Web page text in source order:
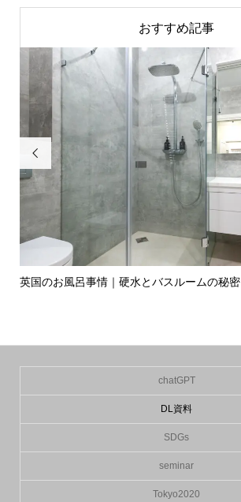
おすすめ記事

英国のお風呂事情｜硬水とバスルームの秘密
chatGPT
DL資料
SDGs
seminar
Tokyo2020